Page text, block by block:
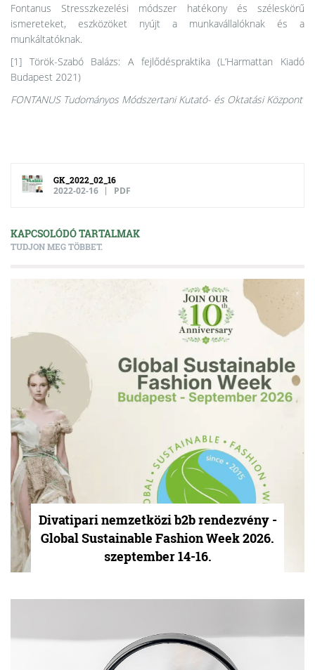
Fontanus Stresszkezelési módszer hatékony és széleskörű
ismereteket, eszközöket nyújt a munkavállalóknak és a
munkáltatóknak.
[1] Török-Szabó Balázs: A fejlődéspraktika (L’Harmattan Kiadó
Budapest 2021)
FONTANUS Tudományos Módszertani Kutató- és Oktatási Központ
GK_2022_02_16
2022-02-16 PDF
KAPCSOLÓDÓ TARTALMAK
TUDJON MEG TÖBBET.
Divatipari nemzetközi b2b rendezvény -
Global Sustainable Fashion Week 2026.
szeptember 14-16.